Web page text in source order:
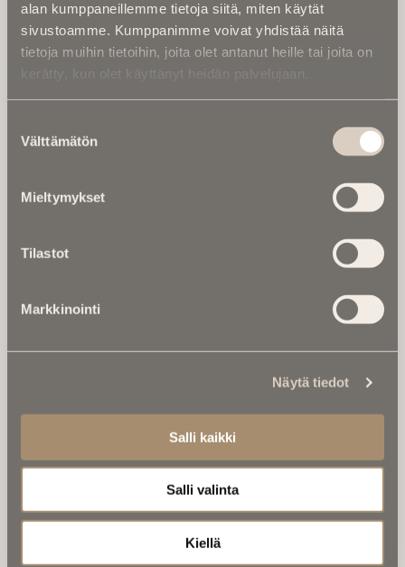
alan kumppaneillemme tietoja siitä, miten käytät
sivustoamme. Kumppanimme voivat yhdistää näitä
tietoja muihin tietoihin, joita olet antanut heille tai joita on
kerätty, kun olet käyttänyt heidän palvelujaan.
valinta
Välttämätön
Mieltymykset
Tilastot
Markkinointi
Näytä tiedot
Salli kaikki
Salli valinta
Kiellä
näkyy jokaisen julkaisemamme artikkelin yhteydessä joko
paraatipaikalla tai sivubannerissa.
Näin saat maksimaalisen näkyvyyden sivustollamme,
Vaakabanneri sivupalkissa
Pystybanneri sivupalkissa
Mobiilinäkymässä mainokset ovat saman kokoiset, mutta
paraatipaikka näkyy syötteessä ylempänä.